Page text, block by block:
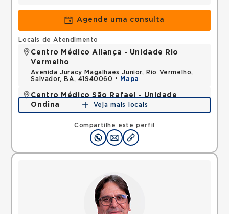
Agende uma consulta
Compartilhe este perfil
Locais de Atendimento
Centro Médico Aliança - Unidade Rio
Vermelho
Avenida Juracy Magalhaes Junior, Rio Vermelho,
Salvador, BA, 41940060 •
Mapa
Centro Médico São Rafael - Unidade
Ondina
Avenida Milton Santos, Ondina, Salvador, BA,
Mapa
Veja mais locais